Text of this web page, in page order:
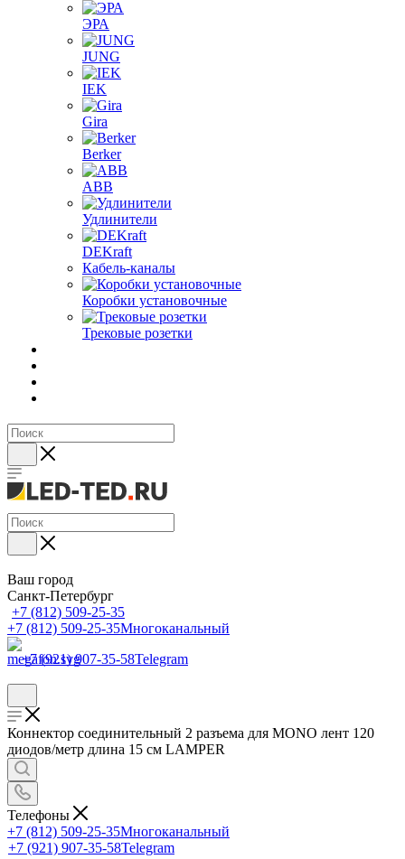
ЭРА
JUNG
IEK
Gira
Berker
ABB
Удлинители
DEKraft
Кабель-каналы
Коробки установочные
Трековые розетки
Ваш город
Санкт-Петербург
+7 (812) 509-25-35
+7 (812) 509-25-35Многоканальный
+7 (921) 907-35-58Telegram
Коннектор соединительный 2 разъема для MONO лент 120
диодов/метр длина 15 см LAMPER
Телефоны
+7 (812) 509-25-35Многоканальный
+7 (921) 907-35-58Telegram